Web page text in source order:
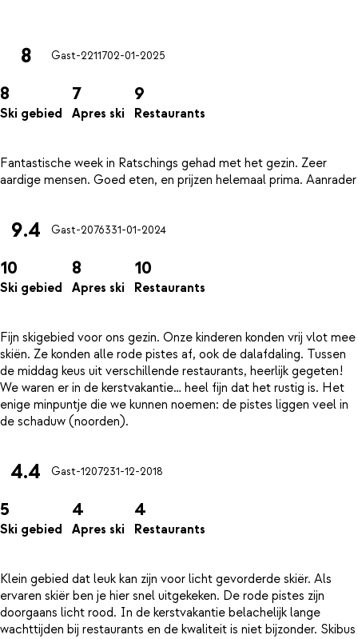
8 Gast-2211702-01-2025
8
Ski gebied
7
Apres ski
9
Restaurants
Fantastische week in Ratschings gehad met het gezin. Zeer
9.4 Gast-2076331-01-2024
10
Ski gebied
8
Apres ski
10
Restaurants
Fijn skigebied voor ons gezin. Onze kinderen konden vrij vlot mee
skiën. Ze konden alle rode pistes af, ook de dalafdaling. Tussen
de middag keus uit verschillende restaurants, heerlijk gegeten!
We waren er in de kerstvakantie… heel fijn dat het rustig is. Het
enige minpuntje die we kunnen noemen: de pistes liggen veel in
4.4 Gast-1207231-12-2018
5
Ski gebied
4
Apres ski
4
Restaurants
Klein gebied dat leuk kan zijn voor licht gevorderde skiër. Als
ervaren skiër ben je hier snel uitgekeken. De rode pistes zijn
doorgaans licht rood. In de kerstvakantie belachelijk lange
wachttijden bij restaurants en de kwaliteit is niet bijzonder. Skibus